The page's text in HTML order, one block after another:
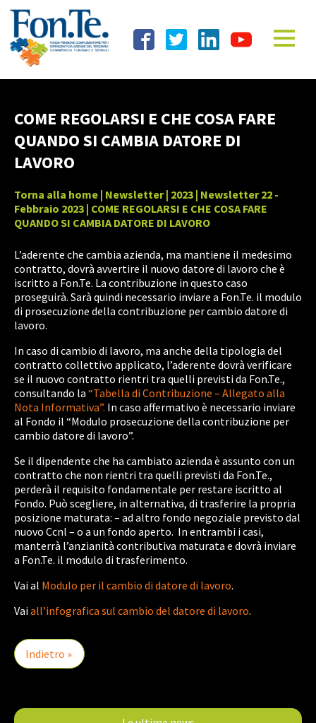
COME REGOLARSI E CHE COSA FARE
QUANDO SI CAMBIA DATORE DI
LAVORO
Torna alla home | Newsletter| 2023 | Newsletter 22 -
Febbraio 2023 | COME REGOLARSI E CHE COSA FARE
QUANDO SI CAMBIA DATORE DI LAVORO
L’aderente che cambia azienda, ma mantiene il medesimo
contratto, dovrà avvertire il nuovo datore di lavoro che è
iscritto a Fon.Te. La contribuzione in questo caso
proseguirà. Sarà quindi necessario inviare a Fon.Te. il modulo
di prosecuzione della contribuzione per cambio datore di
lavoro.
In caso di cambio di lavoro, ma anche della tipologia del
contratto collettivo applicato, l’aderente dovrà verificare
se il nuovo contratto rientri tra quelli previsti da Fon.Te.,
consultando la “Tabella di Contribuzione – Allegato alla
Nota Informativa”. In caso affermativo è necessario inviare
al Fondo il “Modulo prosecuzione della contribuzione per
cambio datore di lavoro”.
Se il dipendente che ha cambiato azienda è assunto con un
contratto che non rientri tra quelli previsti da Fon.Te.,
perderà il requisito fondamentale per restare iscritto al
Fondo. Può scegliere, in alternativa, di trasferire la propria
posizione maturata: – ad altro fondo negoziale previsto dal
nuovo Ccnl – o a un fondo aperto. In entrambi i casi,
manterrà l’anzianità contributiva maturata e dovrà inviare
a Fon.Te. il modulo di trasferimento.
Vai al Modulo per il cambio di datore di lavoro.
Vaiall’infografica sul cambio del datore di lavoro.
Indietro »